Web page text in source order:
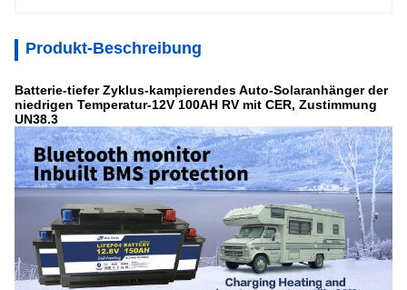
Produkt-Beschreibung
Batterie-tiefer Zyklus-kampierendes Auto-Solaranhänger der
niedrigen Temperatur-12V 100AH RV mit CER, Zustimmung
UN38.3